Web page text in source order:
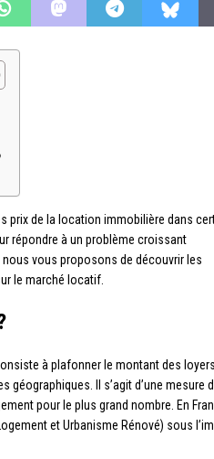
prix de la location immobilière dans
répondre à un problème croissant
vous proposons de découvrir les
le marché locatif.
à plafonner le montant des
géographiques. Il s’agit d’une mesure
pour le plus grand nombre. En
et Urbanisme Rénové) sous